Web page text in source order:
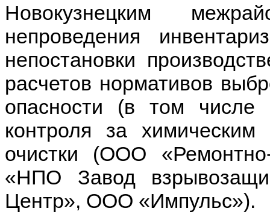
Новокузнецким
непроведения
непостановки
расчетов нормативов
опасности (в том числе
контроля за
очистки (ООО
«НПО Завод
Центр», ООО «Импульс»).